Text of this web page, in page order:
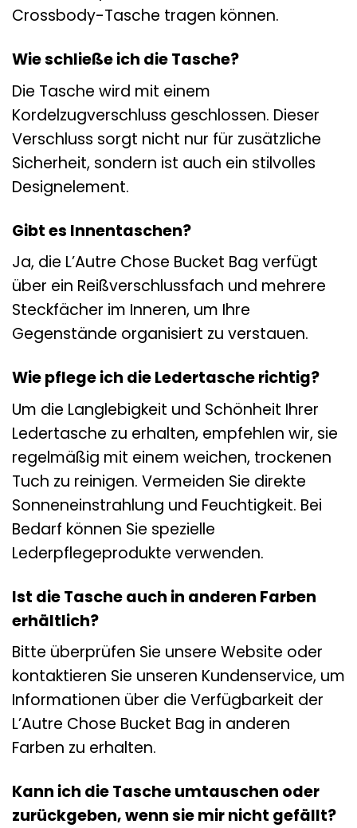
Crossbody-Tasche tragen können.
Wie schließe ich die Tasche?
Die Tasche wird mit einem
Kordelzugverschluss geschlossen. Dieser
Verschluss sorgt nicht nur für zusätzliche
Sicherheit, sondern ist auch ein stilvolles
Designelement.
Gibt es Innentaschen?
Ja, die L’Autre Chose Bucket Bag verfügt
über ein Reißverschlussfach und mehrere
Steckfächer im Inneren, um Ihre
Gegenstände organisiert zu verstauen.
Wie pflege ich die Ledertasche richtig?
Um die Langlebigkeit und Schönheit Ihrer
Ledertasche zu erhalten, empfehlen wir, sie
regelmäßig mit einem weichen, trockenen
Tuch zu reinigen. Vermeiden Sie direkte
Sonneneinstrahlung und Feuchtigkeit. Bei
Bedarf können Sie spezielle
Lederpflegeprodukte verwenden.
Ist die Tasche auch in anderen Farben
erhältlich?
Bitte überprüfen Sie unsere Website oder
kontaktieren Sie unseren Kundenservice, um
Informationen über die Verfügbarkeit der
L’Autre Chose Bucket Bag in anderen
Farben zu erhalten.
Kann ich die Tasche umtauschen oder
zurückgeben, wenn sie mir nicht gefällt?